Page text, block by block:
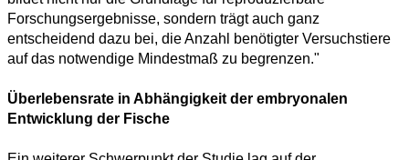
Forschungs­ergeb­nisse, sondern trägt auch ganz
entscheidend dazu bei, die Anzahl benötigter Versuchstiere
auf das notwendige Mindestmaß zu begrenzen."
Überlebensrate in Abhängigkeit der embryonalen
Entwicklung der Fische